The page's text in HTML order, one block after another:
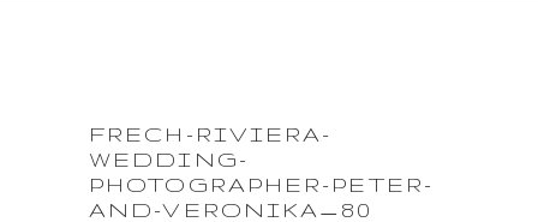
FRECH-RIVIERA-
WEDDING-
PHOTOGRAPHER-PETER-
AND-VERONIKA_80